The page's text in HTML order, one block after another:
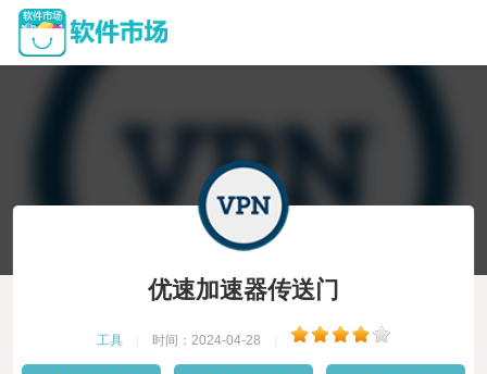
优速加速器传送门
工具 时间：2024-04-28